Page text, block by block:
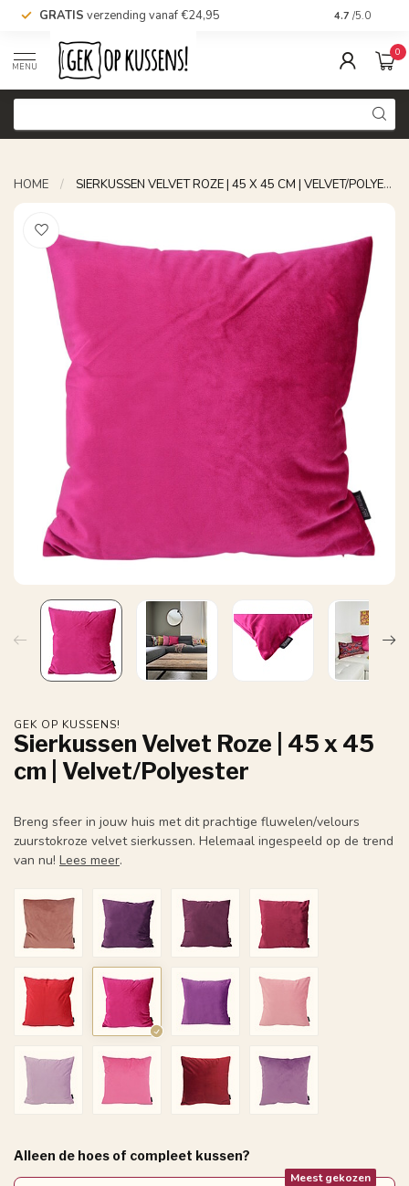
GRATIS verzending vanaf €24,95 Voor 16.00
4.7 /5.0
MENU
0
HOME / SIERKUSSEN VELVET ROZE | 45 X 45 CM | VELVET/POLYESTER
GEK OP KUSSENS!
Sierkussen Velvet Roze | 45 x 45
cm | Velvet/Polyester
Breng sfeer in jouw huis met dit prachtige fluwelen/velours
zuurstokroze velvet sierkussen. Helemaal ingespeeld op de trend
van nu! Lees meer.
Alleen de hoes of compleet kussen?
Meest gekozen